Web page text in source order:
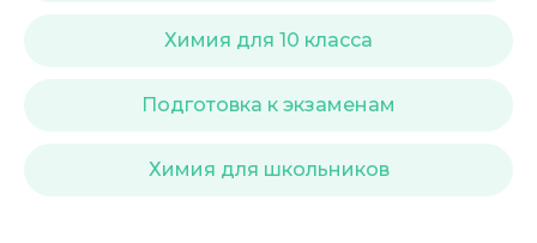
Химия для 10 класса
Подготовка к экзаменам
Химия для школьников
Стоимость *